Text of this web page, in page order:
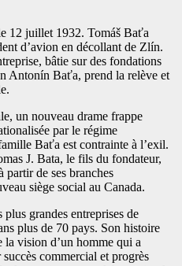
12 juillet 1932. Tomáš Baťa
d’avion en décollant de Zlín.
bâtie sur des fondations
Antonín Baťa, prend la relève et
un nouveau drame frappe
par le régime
Baťa est contrainte à l’exil.
J. Bata, le fils du fondateur,
partir de ses branches
siège social au Canada.
grandes entreprises de
plus de 70 pays. Son histoire
la vision d’un homme qui a
commercial et progrès